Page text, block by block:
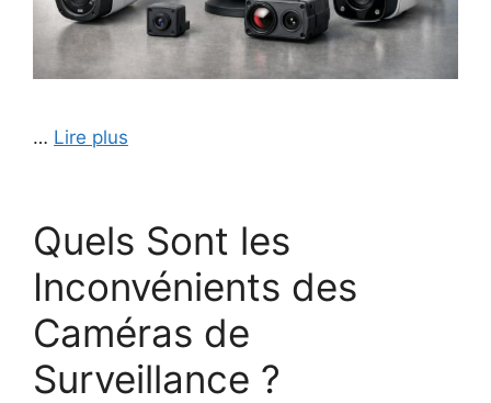
… Lire plus
Quels Sont les
Inconvénients des
Caméras de
Surveillance ?